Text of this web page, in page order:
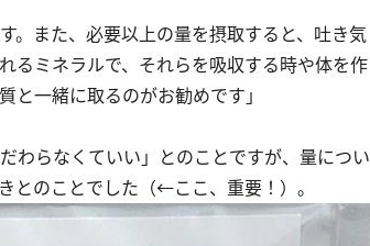
。また、必要以上の量を摂取すると、吐き気
るミネラルで、それらを吸収する時や体を作
一緒に取るのがお勧めです」
わらなくていい」とのことですが、量につい
とのことでした（←ここ、重要！）。